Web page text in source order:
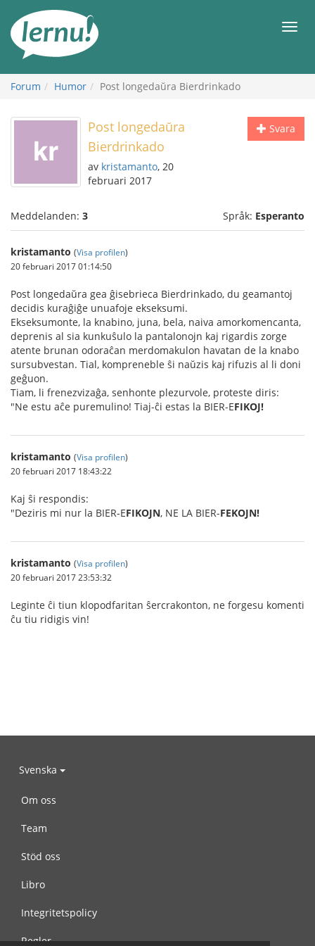
sidans
innehåll
Meny
Forum Humor Post longedaŭra Bierdrinkado
Svara
Post longedaŭra
Bierdrinkado
av kristamanto, 20
februari 2017
Meddelanden: 3 Språk: Esperanto
kristamanto (Visa profilen)
20 februari 2017 01:14:50
Post longedaŭra gea ĝisebrieca Bierdrinkado, du geamantoj
decidis kuraĝiĝe unuafoje ekseksumi.
Ekseksumonte, la knabino, juna, bela, naiva amorkomencanta,
deprenis al sia kunkuŝulo la pantalonojn kaj rigardis zorge
atente brunan odoraĉan merdomakulon havatan de la knabo
sursubvestan. Tial, kompreneble ŝi naŭzis kaj rifuzis al li doni
geĝuon.
Tiam, li frenezvizaĝa, senhonte plezurvole, proteste diris:
"Ne estu aĉe puremulino! Tiaj-ĉi estas la BIER-EFIKOJ!
kristamanto (Visa profilen)
20 februari 2017 18:43:22
Kaj ŝi respondis:
"Deziris mi nur la BIER-EFIKOJN, NE LA BIER-FEKOJN!
kristamanto (Visa profilen)
20 februari 2017 23:53:32
Leginte ĉi tiun klopodfaritan ŝercrakonton, ne forgesu komenti
ĉu tiu ridigis vin!
Svenska
Om oss
Team
Stöd oss
Libro
Integritetspolicy
Regler